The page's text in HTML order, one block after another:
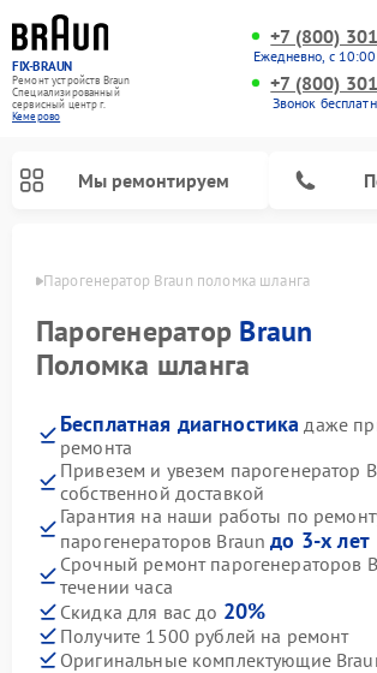
FIX-BRAUN
Ремонт устройств Braun
Специализированный
cервисный центр г.
Кемерово
+7 (800)
Ежедневно, с
+7 (800)
Звонок
Мы ремонтируем
Парогенератор Braun поломка шланга
Парогенератор Braun
Поломка шланга
Бесплатная диагностика даже
ремонта
Привезем и увезем парогенератор
собственной доставкой
Гарантия на наши работы по
парогенераторов Braunдо 3-х лет
Срочный ремонт парогенераторов
течении часа
Скидка для вас до 20%
Получите 1500 рублей на ремонт
Оригинальные комплектующие